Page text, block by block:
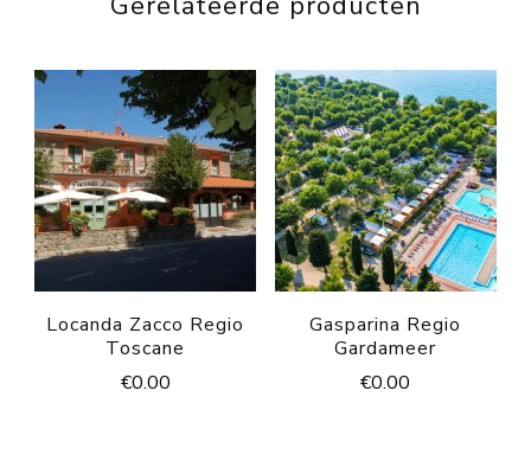
Locanda Zacco Regio
Toscane
€0.00
Gasparina Regio
Gardameer
€0.00